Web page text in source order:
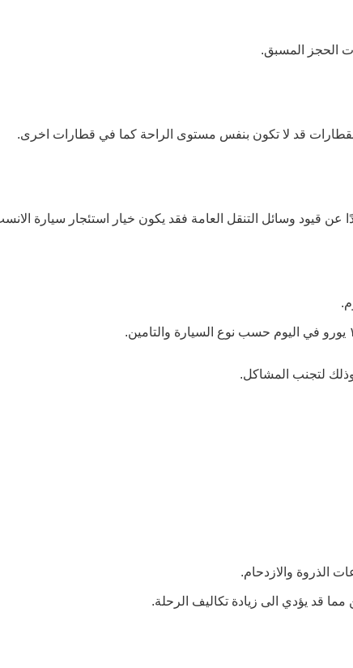
الحجز المسبق.
قد لا تكون بنفس مستوى الراحة كما في قطارات اخرى.
عن قيود وسائل التنقل العامة فقد يكون خيار استئجار سيارة
لتجنب المشاكل.
الذروة والازدحام.
مما قد يؤدي الى زيادة تكاليف الرحلة.